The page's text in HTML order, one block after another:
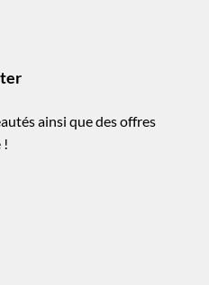
ainsi que des offres
!